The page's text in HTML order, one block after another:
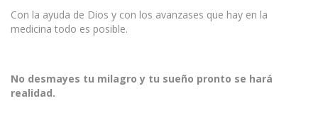
Con la ayuda de Dios y con los avanzases que hay en la
medicina todo es posible.
No desmayes tu milagro y tu sueño pronto se hará
realidad.